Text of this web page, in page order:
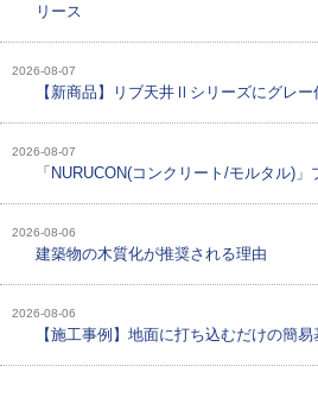
リース
2026-08-07
【新商品】リブ天井Ⅱシリーズにグレー
2026-08-07
「NURUCON(コンクリート/モルタル)
2026-08-06
建築物の木質化が推奨される理由
2026-08-06
【施工事例】地面に打ち込むだけの簡